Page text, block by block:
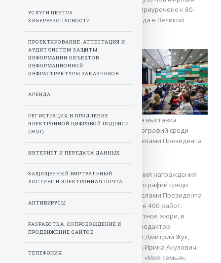
небом» прошел 15 июля. Мероприятие приурочено к 80-
летию Великой Победы советского народа в Великой
Отечественной войне.
Гостям форума представлена красочная выставка
участников конкурса тематических фотографий среди
работников организаций Управления делами Президента
Республики Беларусь.
В рамках мероприятия прошла церемония награждения
лауреатов и победителей конкурса фотографий среди
работников организаций Управления делами Президента
Беларуси, на который было подано более 400 работ.
Награды участникам вручило авторитетное жюри, в
составе которого директор — главный редактор
издательского дома «Беларусь сегодня» Дмитрий Жук,
генеральный директор агентства БЕЛТА Ирина Акулович.
Лучших определили в трех номинациях: «Моя семья»,
УСЛУГИ ЦЕНТРА
КИБЕРБЕЗОПАСНОСТИ
ПРОЕКТИРОВАНИЕ, АТТЕСТАЦИЯ И
АУДИТ СИСТЕМ ЗАЩИТЫ
ИНФОРМАЦИИ ОБЪЕКТОВ
ИНФОРМАЦИОННОЙ
ИНФРАСТРУКТУРЫ ЗАКАЗЧИКОВ
АРЕНДА
РЕГИСТРАЦИЯ И ПРОДЛЕНИЕ
ЭЛЕКТРОННОЙ ЦИФРОВОЙ ПОДПИСИ
(ЭЦП)
ИНТЕРНЕТ И ПЕРЕДАЧА ДАННЫХ
ЗАЩИЩЕННЫЙ ВИРТУАЛЬНЫЙ
ХОСТИНГ И ЭЛЕКТРОННАЯ ПОЧТА
АНТИВИРУСЫ
РАЗРАБОТКА, СОПРОВОЖДЕНИЕ И
ПРОДВИЖЕНИЕ САЙТОВ
ТЕЛЕФОНИЯ